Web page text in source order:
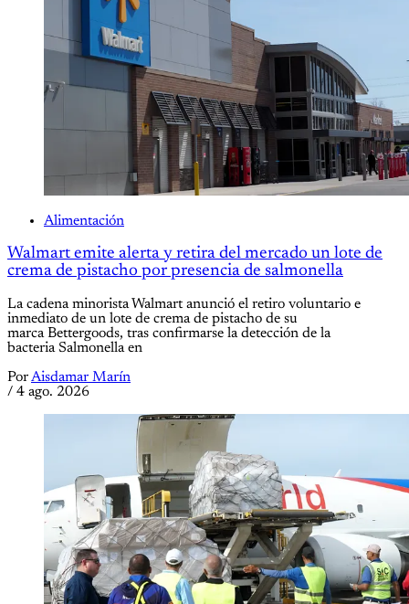
Alimentación
Walmart emite alerta y retira del mercado un lote de
crema de pistacho por presencia de salmonella
La cadena minorista Walmart anunció el retiro voluntario e
inmediato de un lote de crema de pistacho de su
marca Bettergoods, tras confirmarse la detección de la
bacteria Salmonella en
PorAisdamar Marín
/ 4 ago. 2026